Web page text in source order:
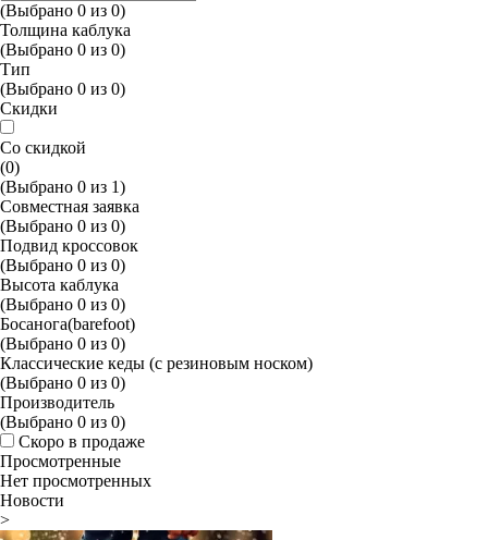
(Выбрано 0 из 0)
Толщина каблука
(Выбрано 0 из 0)
Тип
(Выбрано 0 из 0)
Скидки
Со скидкой
(0)
(Выбрано 0 из 1)
Совместная заявка
(Выбрано 0 из 0)
Подвид кроссовок
(Выбрано 0 из 0)
Высота каблука
(Выбрано 0 из 0)
Босанога(barefoot)
(Выбрано 0 из 0)
Классические кеды (с резиновым носком)
(Выбрано 0 из 0)
Производитель
(Выбрано 0 из 0)
Скоро в продаже
Просмотренные
Нет просмотренных
Новости
>